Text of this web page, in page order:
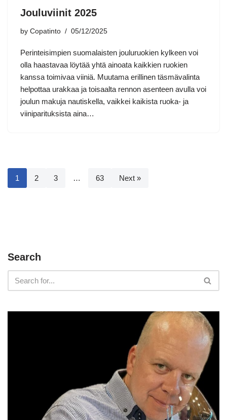
Jouluviinit 2025
by Copatinto 05/12/2025
Perinteisimpien suomalaisten jouluruokien kylkeen voi
olla haastavaa löytää yhtä ainoata kaikkien ruokien
kanssa toimivaa viiniä. Muutama erillinen täsmävalinta
helpottaa urakkaa ja toisaalta rennon asenteen avulla voi
joulun makuja nautiskella, vaikkei kaikista ruoka- ja
viiniparituksista aina…
1 2 3 … 63 Next »
Search